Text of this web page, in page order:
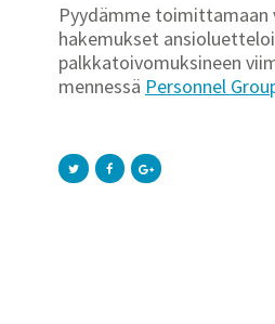
Pyydämme toimittamaan
hakemukset
palkkatoivomuksineen
mennessä Personnel